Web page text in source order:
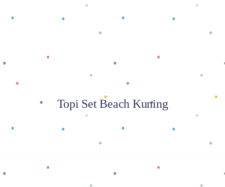
Baca selengkapnya
Topi Set Beach Kuning